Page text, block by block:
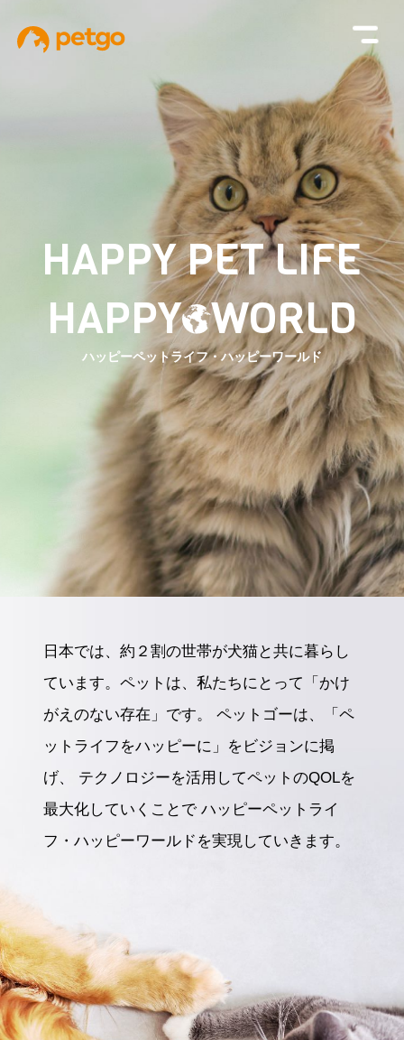
HAPPYPETLIFE
HAPPY WORLD
ハッピーペットライフ・ハッピーワールド
日本では、約２割の世帯が犬猫と共に暮らし
ています。 ペットは、私たちにとって「かけ
がえのない存在」です。
ペットゴーは、「ペ
ットライフをハッピーに」をビジョンに掲
げ、
テクノロジーを活用してペットのQOLを
最大化していくことでハッピーペットライ
フ・ハッピーワールドを実現していきます。